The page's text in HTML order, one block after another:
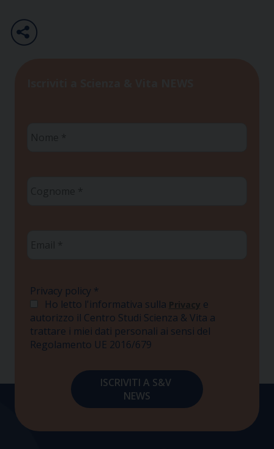
Privacy policy *
Ho letto l'informativa sulla Privacy e
autorizzo il Centro Studi Scienza & Vita a
trattare i miei dati personali ai sensi del
Regolamento UE 2016/679